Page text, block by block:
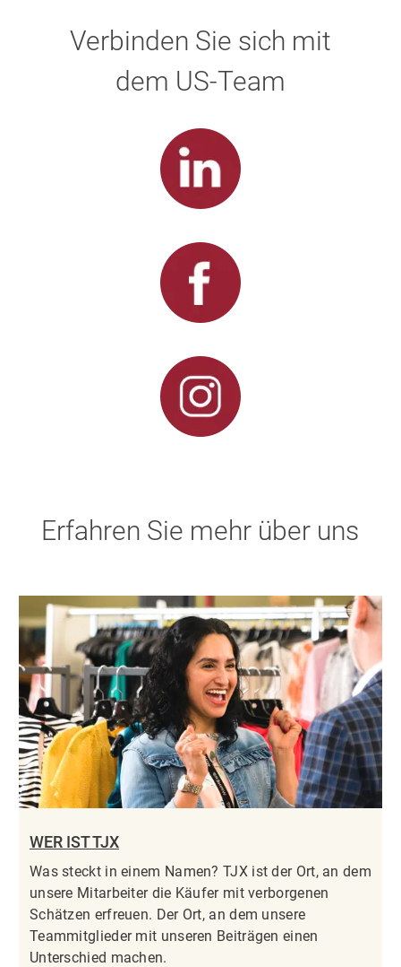
Verbinden Sie sich mit
dem US-Team
Erfahren Sie mehr über uns
WER IST TJX
Was steckt in einem Namen? TJX ist der Ort, an dem
unsere Mitarbeiter die Käufer mit verborgenen
Schätzen erfreuen. Der Ort, an dem unsere
Teammitglieder mit unseren Beiträgen einen
Unterschied machen.